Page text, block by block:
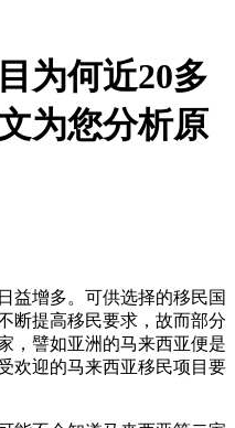
为何近20多
为您分析原
益增多。可供选择的移民国
断提高移民要求，故而部分
，譬如亚洲的马来西亚便是
欢迎的马来西亚移民项目要